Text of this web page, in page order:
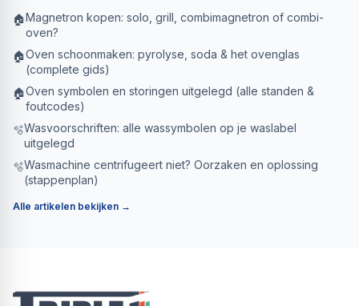
🏠Magnetron kopen: solo, grill, combimagnetron of combi-
oven?
🏠Oven schoonmaken: pyrolyse, soda & het ovenglas
(complete gids)
🏠Oven symbolen en storingen uitgelegd (alle standen &
foutcodes)
🫧Wasvoorschriften: alle wassymbolen op je waslabel
uitgelegd
🫧Wasmachine centrifugeert niet? Oorzaken en oplossing
(stappenplan)
Alle artikelen bekijken →